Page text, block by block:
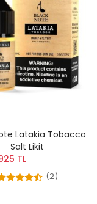
Latakia Tobacco
Salt Likit
TL
(2)